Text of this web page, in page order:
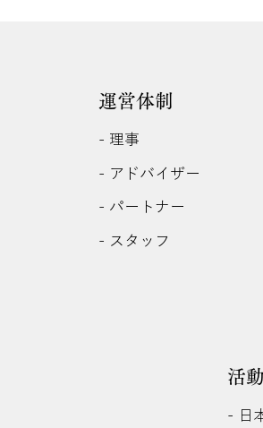
運営体制
- 理事
- アドバイザー
- パートナー
- スタッフ
活
- 日